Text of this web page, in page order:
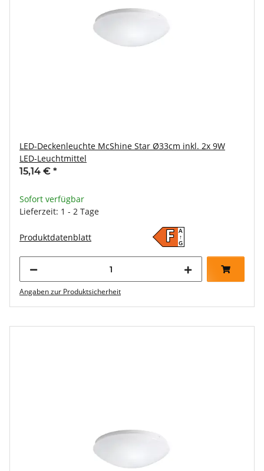
LED-Deckenleuchte McShine Star Ø33cm inkl. 2x 9W
LED-Leuchtmittel
15,14 € *
Sofort verfügbar
Lieferzeit: 1 - 2 Tage
Produktdatenblatt F A
↑
G
Angaben zur Produktsicherheit